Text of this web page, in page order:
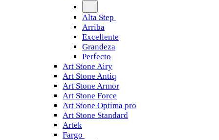
Alta Step
Arriba
Excellente
Grandeza
Perfecto
Art Stone Airy
Art Stone Antiq
Art Stone Armor
Art Stone Force
Art Stone Optima pro
Art Stone Standard
Artek
Fargo